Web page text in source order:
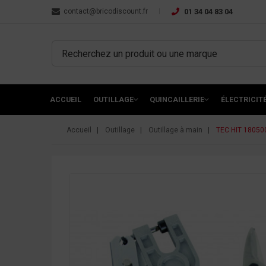
contact@bricodiscount.fr 01 34 04 83 04
ACCUEIL OUTILLAGE QUINCAILLERIE
Accueil Outillage Outillage à main TEC HIT